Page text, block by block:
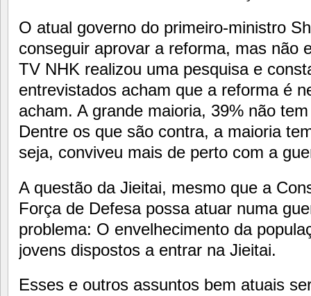
O atual governo do primeiro-ministro
conseguir aprovar a reforma, mas não
TV NHK realizou uma pesquisa e
entrevistados acham que a reforma é
acham. A grande maioria, 39% não
Dentre os que são contra, a maioria
seja, conviveu mais de perto com a
A questão da Jieitai, mesmo que a
Força de Defesa possa atuar numa
problema: O envelhecimento da
jovens dispostos a entrar na Jieitai.
Esses e outros assuntos bem atuais